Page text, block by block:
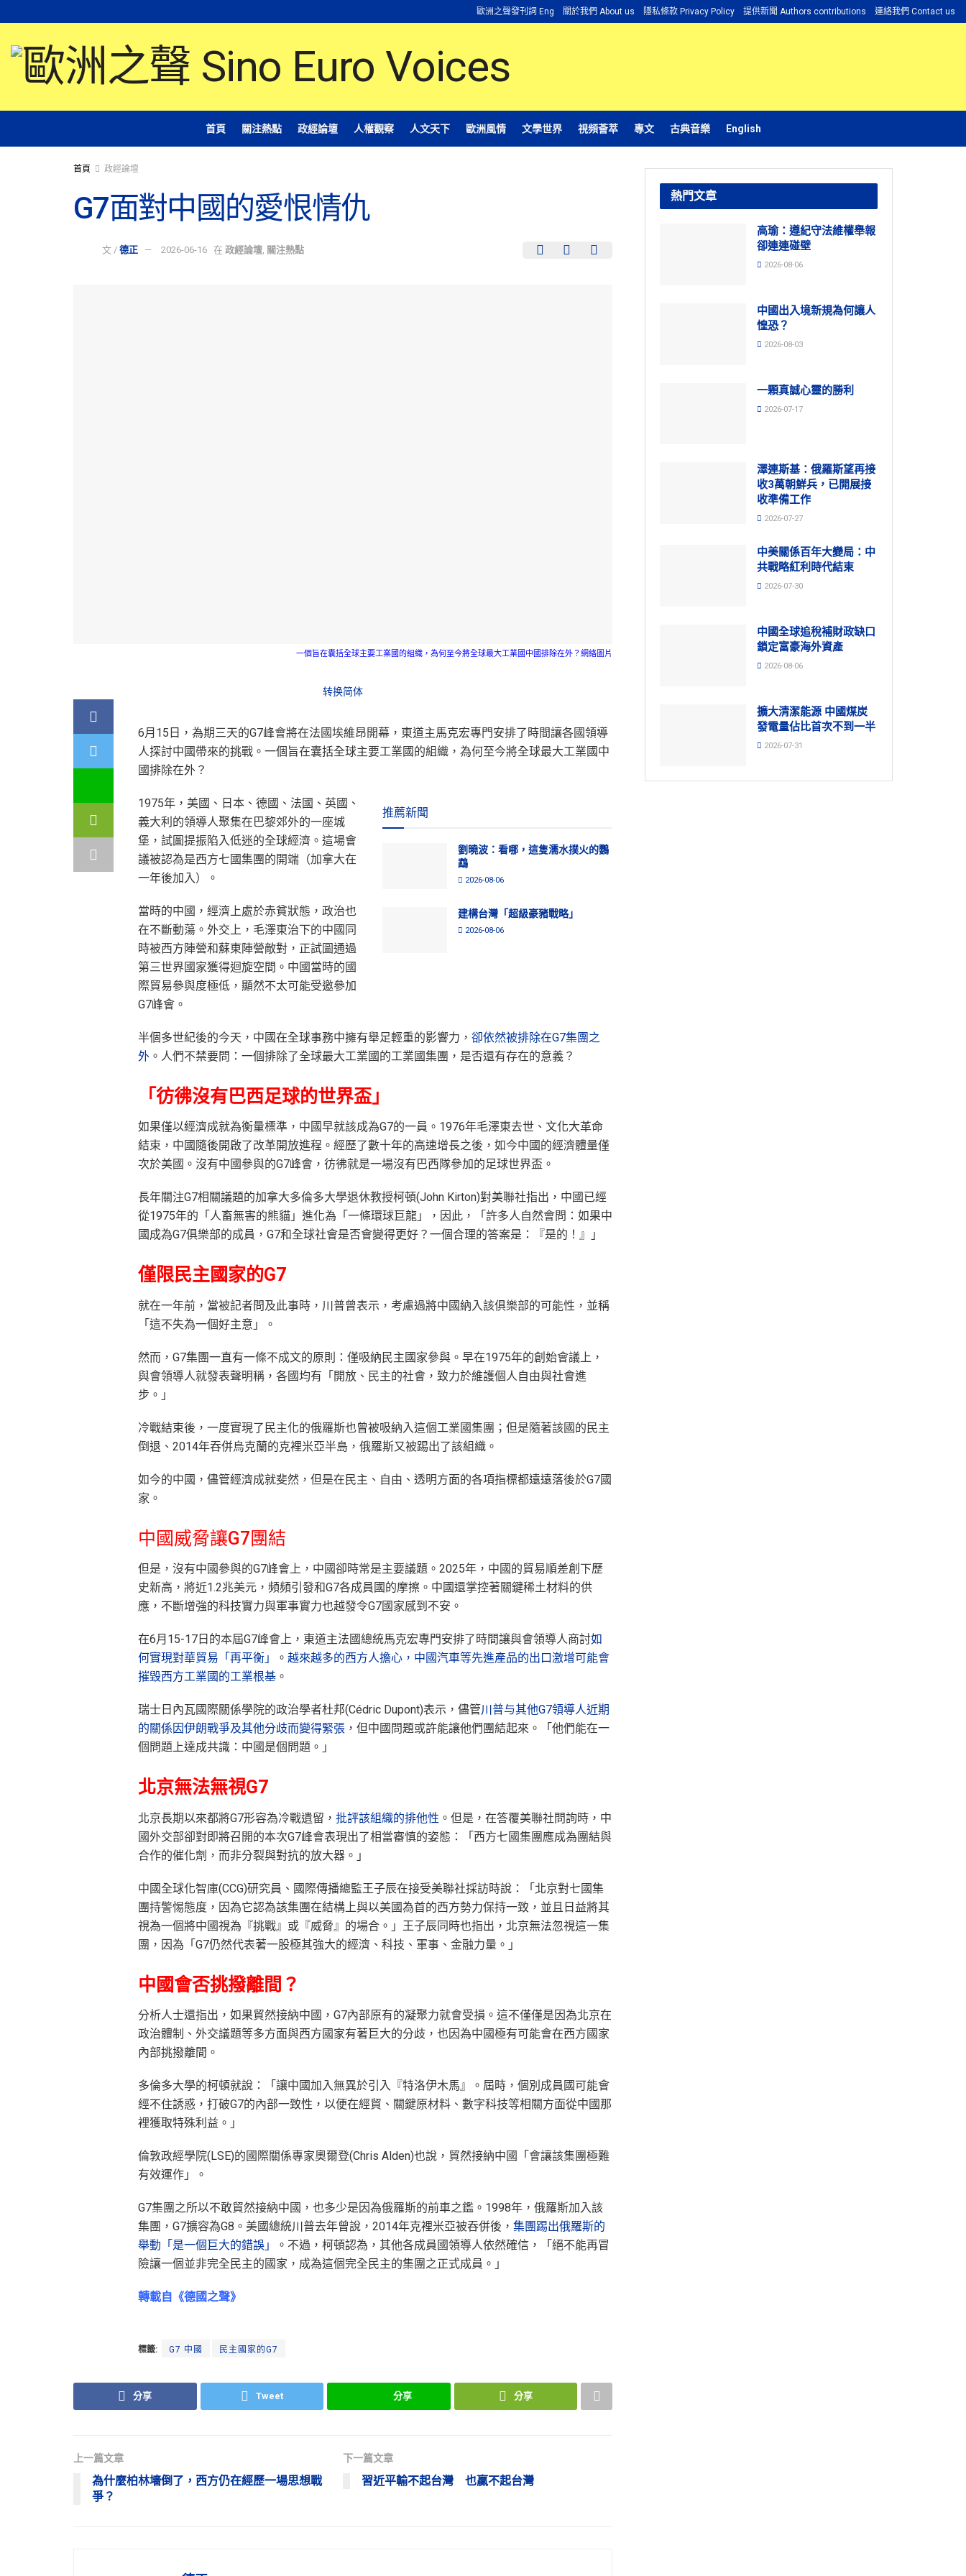
歐洲之聲發刊詞 Eng 關於我們 About us 隱私條款 Privacy Policy 提供新聞 Authors contributions 連絡我們 Contact us
首頁 關注熱點 政經論壇 人權觀察 人文天下 歐洲風情 文學世界 視頻薈萃 專文 古典音樂 English
首頁 政經論壇
G7面對中國的愛恨情仇
文 / 德正 2026-06-16 在 政經論壇 關注熱點
一個旨在囊括全球主要工業國的組織，為何至今將全球最大工業國中國排除在外？網絡圖片
转换简体
6月15日，為期三天的G7峰會將在法國埃維昂開幕，東道主馬克宏專門安排了時間讓各國領導
人探討中國帶來的挑戰。一個旨在囊括全球主要工業國的組織，為何至今將全球最大工業國中
國排除在外？
推薦新聞
劉曉波：看哪，這隻濡水撲火的鸚
鵡
2026-08-06
建構台灣「超級豪豬戰略」
2026-08-06
1975年，美國、日本、德國、法國、英國、
義大利的領導人聚集在巴黎郊外的一座城
堡，試圖提振陷入低迷的全球經濟。這場會
議被認為是西方七國集團的開端（加拿大在
一年後加入）。
當時的中國，經濟上處於赤貧狀態，政治也
在不斷動蕩。外交上，毛澤東治下的中國同
時被西方陣營和蘇東陣營敵對，正試圖通過
第三世界國家獲得迴旋空間。中國當時的國
際貿易參與度極低，顯然不太可能受邀參加
G7峰會。
半個多世紀後的今天，中國在全球事務中擁有舉足輕重的影響力， 卻依然被排除在G7集團之
外 。人們不禁要問：一個排除了全球最大工業國的工業國集團，是否還有存在的意義？
「彷彿沒有巴西足球的世界盃」
如果僅以經濟成就為衡量標準，中國早就該成為G7的一員。1976年毛澤東去世、文化大革命
結束，中國隨後開啟了改革開放進程。經歷了數十年的高速增長之後，如今中國的經濟體量僅
次於美國。沒有中國參與的G7峰會，彷彿就是一場沒有巴西隊參加的足球世界盃。
長年關注G7相關議題的加拿大多倫多大學退休教授柯頓(John Kirton)對美聯社指出，中國已經
從1975年的「人畜無害的熊貓」進化為「一條環球巨龍」，因此，「許多人自然會問：如果中
國成為G7俱樂部的成員，G7和全球社會是否會變得更好？一個合理的答案是：『是的！』」
僅限民主國家的G7
就在一年前，當被記者問及此事時，川普曾表示，考慮過將中國納入該俱樂部的可能性，並稱
「這不失為一個好主意」。
然而，G7集團一直有一條不成文的原則：僅吸納民主國家參與。早在1975年的創始會議上，
與會領導人就發表聲明稱，各國均有「開放、民主的社會，致力於維護個人自由與社會進
步。」
冷戰結束後，一度實現了民主化的俄羅斯也曾被吸納入這個工業國集團；但是隨著該國的民主
倒退、2014年吞併烏克蘭的克裡米亞半島，俄羅斯又被踢出了該組織。
如今的中國，儘管經濟成就斐然，但是在民主、自由、透明方面的各項指標都遠遠落後於G7國
家。
中國威脅讓G7團結
但是，沒有中國參與的G7峰會上，中國卻時常是主要議題。2025年，中國的貿易順差創下歷
史新高，將近1.2兆美元，頻頻引發和G7各成員國的摩擦。中國還掌控著關鍵稀土材料的供
應，不斷增強的科技實力與軍事實力也越發令G7國家感到不安。
在6月15-17日的本屆G7峰會上，東道主法國總統馬克宏專門安排了時間讓與會領導人商討如
何實現對華貿易「再平衡」
。 越來越多的西方人擔心，中國汽車等先進產品的出口激增可能會
摧毀西方工業國的工業根基 。
瑞士日內瓦國際關係學院的政治學者杜邦(Cédric Dupont)表示，儘管川普与其他G7領導人近期
的關係因伊朗戰爭及其他分歧而變得緊張 ，但中國問題或許能讓他們團結起來。「他們能在一
個問題上達成共識：中國是個問題。」
北京無法無視G7
北京長期以來都將G7形容為冷戰遺留， 批評該組織的排他性 。但是，在答覆美聯社問詢時，中
國外交部卻對即將召開的本次G7峰會表現出了相當審慎的姿態：「西方七國集團應成為團結與
合作的催化劑，而非分裂與對抗的放大器。」
中國全球化智庫(CCG)研究員、國際傳播總監王子辰在接受美聯社採訪時說：「北京對七國集
團持警惕態度，因為它認為該集團在結構上與以美國為首的西方勢力保持一致，並且日益將其
視為一個將中國視為『挑戰』或『威脅』的場合。」王子辰同時也指出，北京無法忽視這一集
團，因為「G7仍然代表著一股極其強大的經濟、科技、軍事、金融力量。」
中國會否挑撥離間？
分析人士還指出，如果貿然接納中國，G7內部原有的凝聚力就會受損。這不僅僅是因為北京在
政治體制、外交議題等多方面與西方國家有著巨大的分歧，也因為中國極有可能會在西方國家
內部挑撥離間。
多倫多大學的柯頓就說：「讓中國加入無異於引入『特洛伊木馬』。屆時，個別成員國可能會
經不住誘惑，打破G7的內部一致性，以便在經貿、關鍵原材料、數字科技等相關方面從中國那
裡獲取特殊利益。」
倫敦政經學院(LSE)的國際關係專家奧爾登(Chris Alden)也說，貿然接納中國「會讓該集團極難
有效運作」。
G7集團之所以不敢貿然接納中國，也多少是因為俄羅斯的前車之鑑。1998年，俄羅斯加入該
集團，G7擴容為G8。美國總統川普去年曾說，2014年克裡米亞被吞併後， 集團踢出俄羅斯的
舉動「是一個巨大的錯誤」
。不過，柯頓認為，其他各成員國領導人依然確信，「絕不能再冒
險讓一個並非完全民主的國家，成為這個完全民主的集團之正式成員。」
轉載自《德國之聲》
標籤: G7 中國 民主國家的G7
分享 Tweet 分享 分享
上一篇文章
為什麼柏林墻倒了，西方仍在經歷一場思想戰
爭？
下一篇文章
習近平輸不起台灣 也贏不起台灣
熱門文章
高瑜：遵紀守法維權舉報
卻連連碰壁
2026-08-06
中國出入境新規為何讓人
惶恐？
2026-08-03
一顆真誠心靈的勝利
2026-07-17
澤連斯基：俄羅斯望再接
收3萬朝鮮兵，已開展接
收準備工作
2026-07-27
中美關係百年大變局：中
共戰略紅利時代結束
2026-07-30
中國全球追稅補財政缺口
鎖定富豪海外資產
2026-08-06
擴大清潔能源 中國煤炭
發電量佔比首次不到一半
2026-07-31